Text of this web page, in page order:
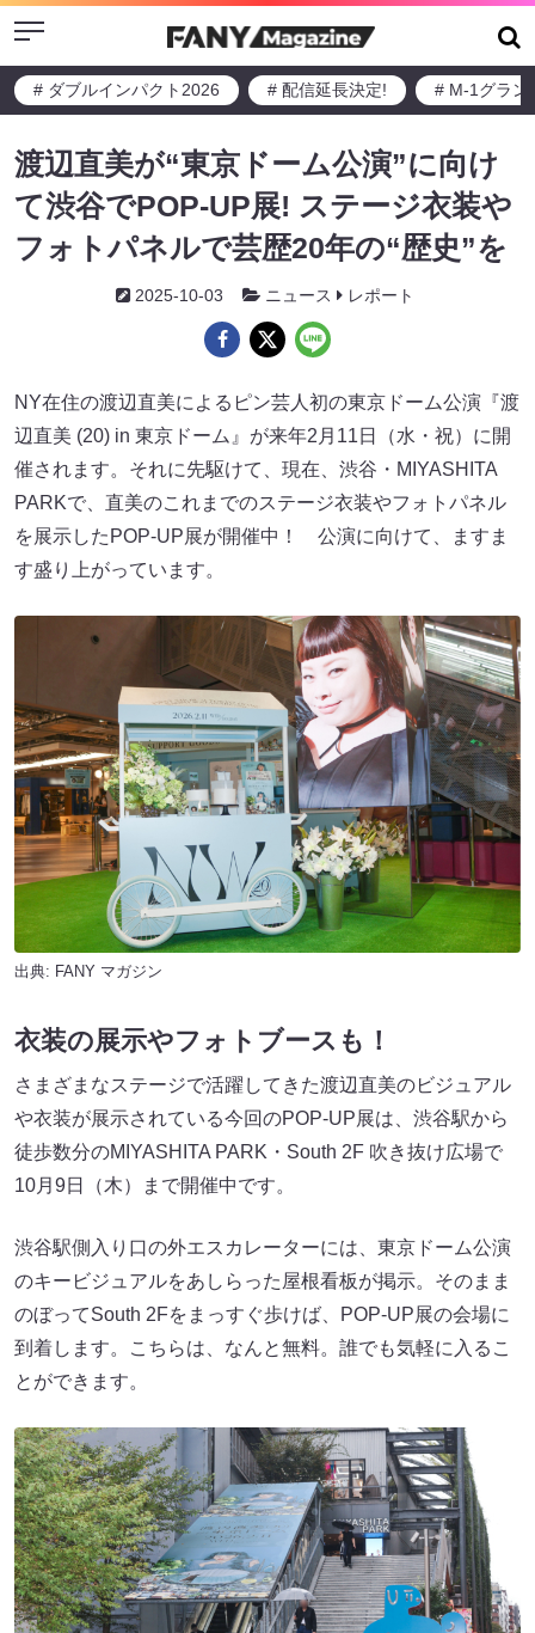
Menu
# ダブルインパクト2026 # 配信延長決定! # M-1グラン
渡辺直美が“東京ドーム公演”に向け
て渋谷でPOP-UP展! ステージ衣装や
フォトパネルで芸歴20年の“歴史”を
2025-10-03 ニュース レポート
NY在住の渡辺直美によるピン芸人初の東京ドーム公演『渡
辺直美 (20) in 東京ドーム』が来年2月11日（水・祝）に開
催されます。それに先駆けて、現在、渋谷・MIYASHITA
PARKで、直美のこれまでのステージ衣装やフォトパネル
を展示したPOP-UP展が開催中！ 公演に向けて、ますま
す盛り上がっています。
出典: FANY マガジン
衣装の展示やフォトブースも！
さまざまなステージで活躍してきた渡辺直美のビジュアル
や衣装が展示されている今回のPOP-UP展は、渋谷駅から
徒歩数分のMIYASHITA PARK・South 2F 吹き抜け広場で
10月9日（木）まで開催中です。
渋谷駅側入り口の外エスカレーターには、東京ドーム公演
のキービジュアルをあしらった屋根看板が掲示。そのまま
のぼってSouth 2Fをまっすぐ歩けば、POP-UP展の会場に
到着します。こちらは、なんと無料。誰でも気軽に入るこ
とができます。